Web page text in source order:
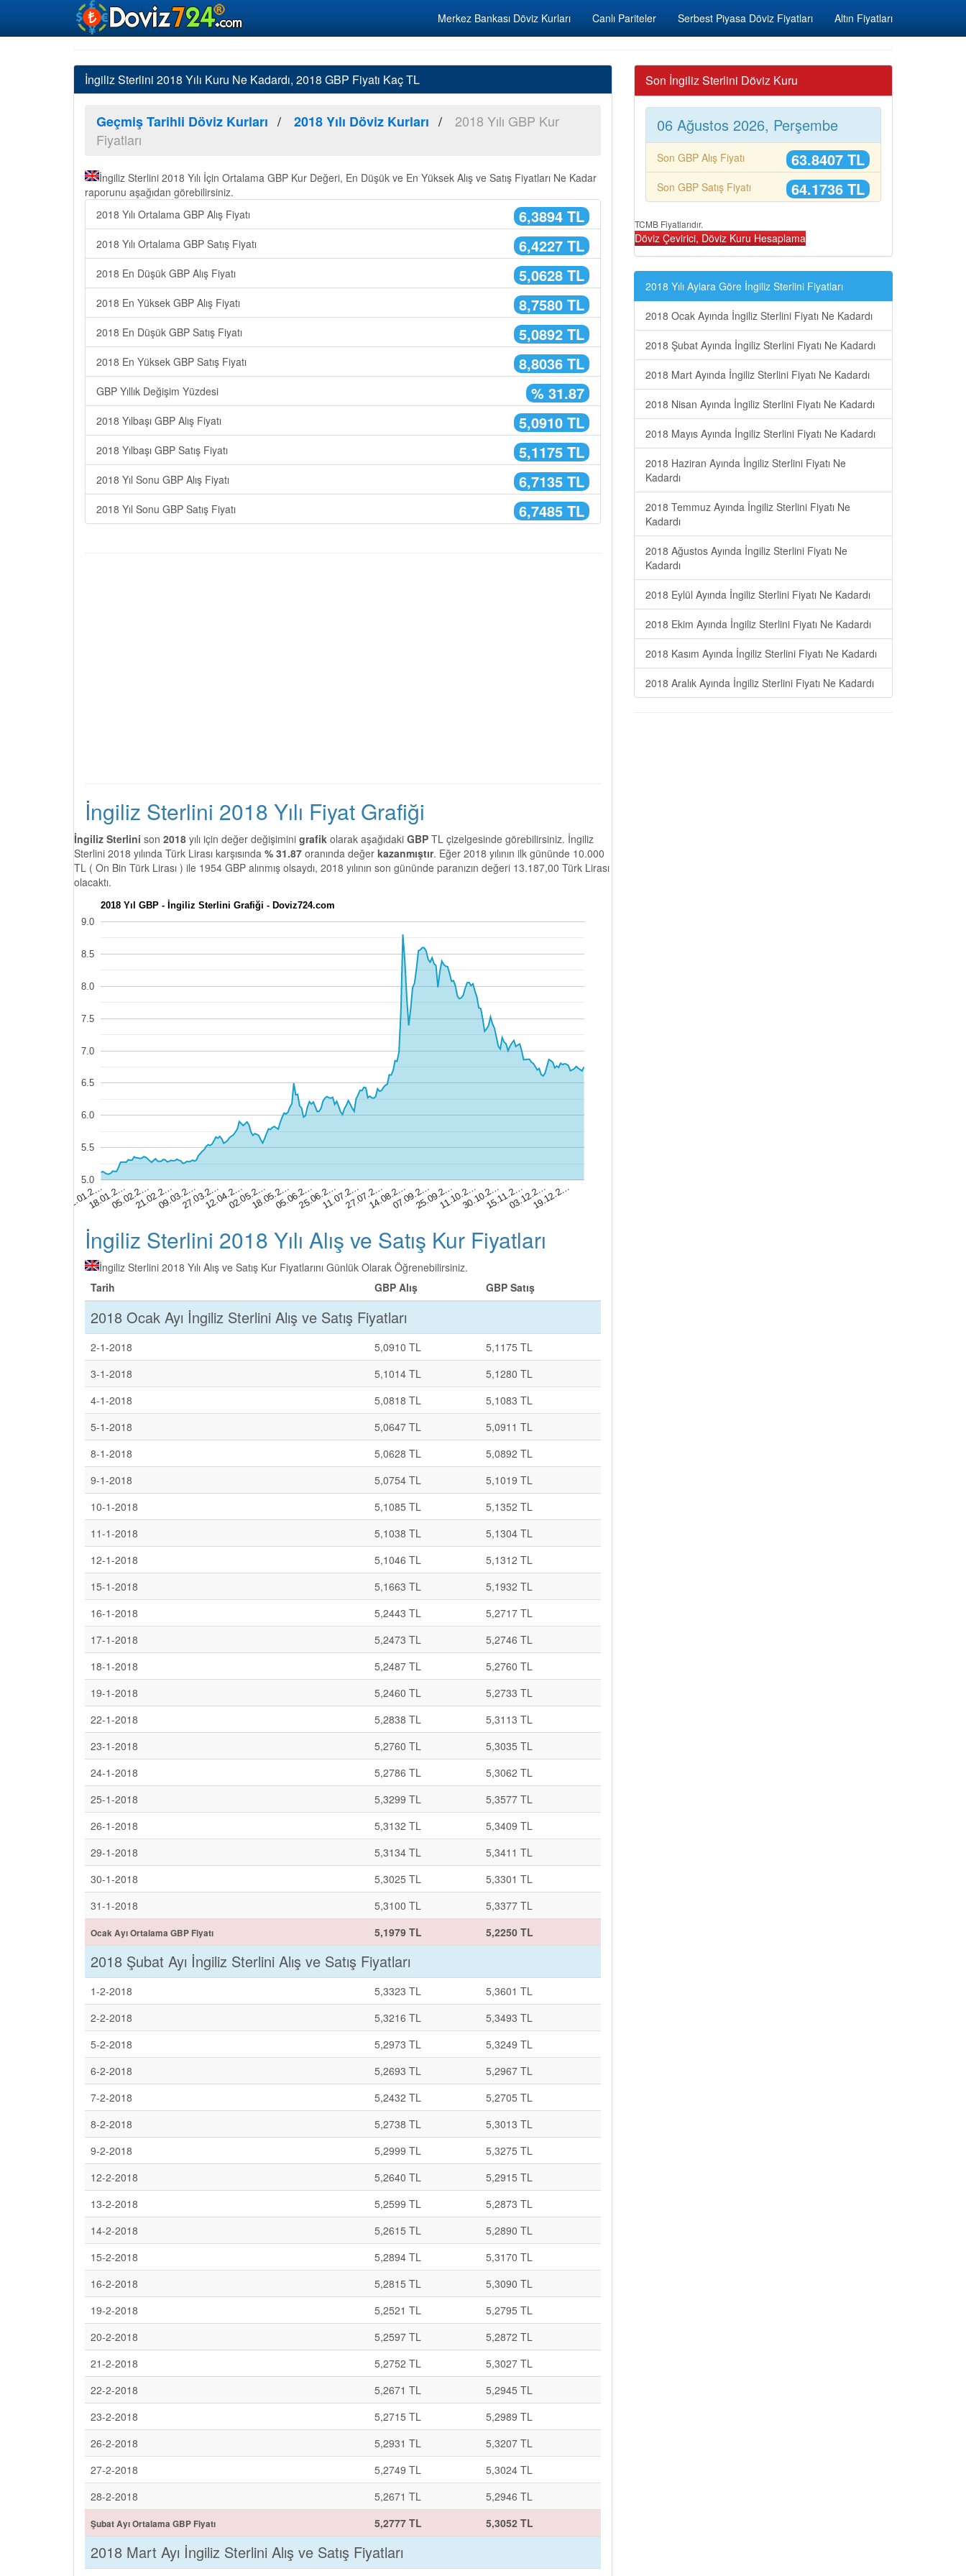
Merkez Bankası Döviz Kurları Canlı Pariteler Serbest Piyasa Döviz Fiyatları Altın Fiyatları
İngiliz Sterlini 2018 Yılı Kuru Ne Kadardı, 2018 GBP Fiyatı Kaç TL
Geçmiş Tarihli Döviz Kurları 2018 Yılı Döviz Kurları
2018 Yılı GBP Kur
Fiyatları
İngiliz Sterlini 2018 Yılı İçin Ortalama GBP Kur Değeri, En Düşük ve En Yüksek Alış ve Satış Fiyatları Ne Kadar
raporunu aşağıdan görebilirsiniz.
6,3894 TL
2018 Yılı Ortalama GBP Alış Fiyatı
6,4227 TL
2018 Yılı Ortalama GBP Satış Fiyatı
5,0628 TL
2018 En Düşük GBP Alış Fiyatı
8,7580 TL
2018 En Yüksek GBP Alış Fiyatı
5,0892 TL
2018 En Düşük GBP Satış Fiyatı
8,8036 TL
2018 En Yüksek GBP Satış Fiyatı
% 31.87
GBP Yıllık Değişim Yüzdesi
5,0910 TL
2018 Yılbaşı GBP Alış Fiyatı
5,1175 TL
2018 Yılbaşı GBP Satış Fiyatı
6,7135 TL
2018 Yıl Sonu GBP Alış Fiyatı
6,7485 TL
2018 Yıl Sonu GBP Satış Fiyatı
İngiliz Sterlini 2018 Yılı Fiyat Grafiği
İngiliz Sterlini son 2018 yılı için değer değişimini grafik olarak aşağıdaki GBP TL çizelgesinde görebilirsiniz. İngiliz
Sterlini 2018 yılında Türk Lirası karşısında % 31.87 oranında değer kazanmıştır. Eğer 2018 yılının ilk gününde 10.000
TL ( On Bin Türk Lirası ) ile 1954 GBP alınmış olsaydı, 2018 yılının son gününde paranızın değeri 13.187,00 Türk Lirası
olacaktı.
2018 Yıl GBP - İngiliz Sterlini Grafiği - Doviz724.com
02.01.2…
18.01.2…05.02.2…21.02.2…09.03.2…27.03.2…12.04.2…02.05.2…18.05.2…05.06.2…25.06.2…11.07.2…27.07.2…14.08.2…07.09.2…25.09.2…11.10.2…30.10.2…15.11.2…03.12.2…19.12.2…
5.0
5.5
6.0
6.5
7.0
7.5
8.0
8.5
9.0
İngiliz Sterlini 2018 Yılı Alış ve Satış Kur Fiyatları
İngiliz Sterlini 2018 Yılı Alış ve Satış Kur Fiyatlarını Günlük Olarak Öğrenebilirsiniz.
Tarih
GBP Alış GBP Satış
2018 Ocak Ayı İngiliz Sterlini Alış ve Satış Fiyatları
2-1-2018 5,0910 TL
5,1175 TL
3-1-2018
5,1014 TL
5,1280 TL
4-1-2018
5,0818 TL
5,1083 TL
5-1-2018
5,0647 TL
5,0911 TL
8-1-2018
5,0628 TL
5,0892 TL
9-1-2018
5,0754 TL
5,1019 TL
10-1-2018
5,1085 TL
5,1352 TL
11-1-2018
5,1038 TL
5,1304 TL
12-1-2018
5,1046 TL
5,1312 TL
15-1-2018
5,1663 TL
5,1932 TL
16-1-2018
5,2443 TL
5,2717 TL
17-1-2018
5,2473 TL
5,2746 TL
18-1-2018
5,2487 TL
5,2760 TL
19-1-2018
5,2460 TL
5,2733 TL
22-1-2018
5,2838 TL
5,3113 TL
23-1-2018
5,2760 TL
5,3035 TL
24-1-2018
5,2786 TL
5,3062 TL
25-1-2018
5,3299 TL
5,3577 TL
26-1-2018
5,3132 TL
5,3409 TL
29-1-2018
5,3134 TL
5,3411 TL
30-1-2018
5,3025 TL
5,3301 TL
31-1-2018
5,3100 TL 5,3377 TL
Ocak Ayı Ortalama GBP Fiyatı 5,1979 TL 5,2250 TL
2018 Şubat Ayı İngiliz Sterlini Alış ve Satış Fiyatları
1-2-2018 5,3323 TL
5,3601 TL
2-2-2018
5,3216 TL
5,3493 TL
5-2-2018
5,2973 TL
5,3249 TL
6-2-2018
5,2693 TL
5,2967 TL
7-2-2018
5,2432 TL
5,2705 TL
8-2-2018
5,2738 TL
5,3013 TL
9-2-2018
5,2999 TL
5,3275 TL
12-2-2018
5,2640 TL
5,2915 TL
13-2-2018
5,2599 TL
5,2873 TL
14-2-2018
5,2615 TL
5,2890 TL
15-2-2018
5,2894 TL
5,3170 TL
16-2-2018
5,2815 TL
5,3090 TL
19-2-2018
5,2521 TL
5,2795 TL
20-2-2018
5,2597 TL
5,2872 TL
21-2-2018
5,2752 TL
5,3027 TL
22-2-2018
5,2671 TL
5,2945 TL
23-2-2018
5,2715 TL
5,2989 TL
26-2-2018
5,2931 TL
5,3207 TL
27-2-2018
5,2749 TL
5,3024 TL
28-2-2018
5,2671 TL 5,2946 TL
Şubat Ayı Ortalama GBP Fiyatı 5,2777 TL 5,3052 TL
2018 Mart Ayı İngiliz Sterlini Alış ve Satış Fiyatları
Son İngiliz Sterlini Döviz Kuru
06 Ağustos 2026, Perşembe
Son GBP Alış Fiyatı 63.8407 TL
Son GBP Satış Fiyatı 64.1736 TL
TCMB Fiyatlarıdır.
Döviz Çevirici, Döviz Kuru Hesaplama
2018 Yılı Aylara Göre İngiliz Sterlini Fiyatları
2018 Ocak Ayında İngiliz Sterlini Fiyatı Ne Kadardı
2018 Şubat Ayında İngiliz Sterlini Fiyatı Ne Kadardı
2018 Mart Ayında İngiliz Sterlini Fiyatı Ne Kadardı
2018 Nisan Ayında İngiliz Sterlini Fiyatı Ne Kadardı
2018 Mayıs Ayında İngiliz Sterlini Fiyatı Ne Kadardı
2018 Haziran Ayında İngiliz Sterlini Fiyatı Ne
Kadardı
2018 Temmuz Ayında İngiliz Sterlini Fiyatı Ne
Kadardı
2018 Ağustos Ayında İngiliz Sterlini Fiyatı Ne
Kadardı
2018 Eylül Ayında İngiliz Sterlini Fiyatı Ne Kadardı
2018 Ekim Ayında İngiliz Sterlini Fiyatı Ne Kadardı
2018 Kasım Ayında İngiliz Sterlini Fiyatı Ne Kadardı
2018 Aralık Ayında İngiliz Sterlini Fiyatı Ne Kadardı